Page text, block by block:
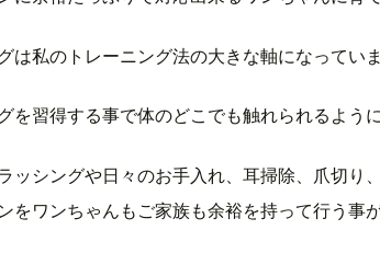
は私のトレーニング法の大きな軸になっていま
を習得する事で体のどこでも触れられるように
ッシングや日々のお手入れ、耳掃除、爪切り
をワンちゃんもご家族も余裕を持って行う事が